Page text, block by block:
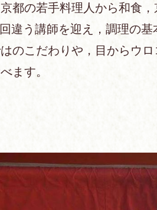
い館とは
文化について
理教室
セル・ご変更
援隊・陸援隊 会員限定
のご紹介
ンタル
都の若手料理人から和食
違う講師を迎え，調理の基
のこだわりや，目からウ
ます。